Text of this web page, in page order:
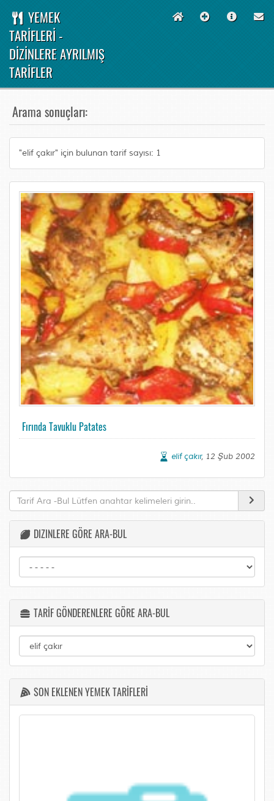
YEMEK
TARİFLERİ -
DİZİNLERE AYRILMIŞ
TARİFLER
Arama sonuçları:
"elif çakır" için bulunan tarif sayısı: 1
Fırında Tavuklu Patates
elif çakır, 12 Şub 2002
DIZINLERE GÖRE ARA-BUL
TARİF GÖNDERENLERE GÖRE ARA-BUL
SON EKLENEN YEMEK TARİFLERİ